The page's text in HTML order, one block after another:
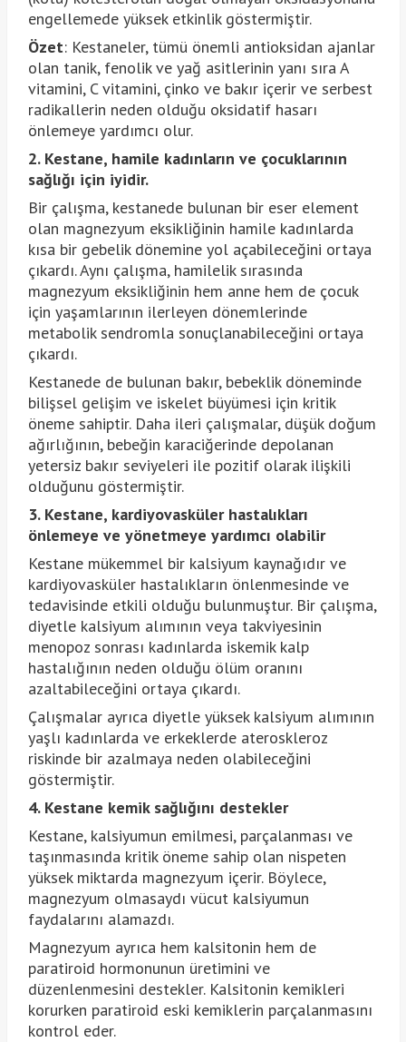
engellemede yüksek etkinlik göstermiştir.
Özet: Kestaneler, tümü önemli antioksidan ajanlar
olan tanik, fenolik ve yağ asitlerinin yanı sıra A
vitamini, C vitamini, çinko ve bakır içerir ve serbest
radikallerin neden olduğu oksidatif hasarı
önlemeye yardımcı olur.
2. Kestane, hamile kadınların ve çocuklarının
sağlığı için iyidir.
Bir çalışma, kestanede bulunan bir eser element
olan magnezyum eksikliğinin hamile kadınlarda
kısa bir gebelik dönemine yol açabileceğini ortaya
çıkardı. Aynı çalışma, hamilelik sırasında
magnezyum eksikliğinin hem anne hem de çocuk
için yaşamlarının ilerleyen dönemlerinde
metabolik sendromla sonuçlanabileceğini ortaya
çıkardı.
Kestanede de bulunan bakır, bebeklik döneminde
bilişsel gelişim ve iskelet büyümesi için kritik
öneme sahiptir. Daha ileri çalışmalar, düşük doğum
ağırlığının, bebeğin karaciğerinde depolanan
yetersiz bakır seviyeleri ile pozitif olarak ilişkili
olduğunu göstermiştir.
3. Kestane, kardiyovasküler hastalıkları
önlemeye ve yönetmeye yardımcı olabilir
Kestane mükemmel bir kalsiyum kaynağıdır ve
kardiyovasküler hastalıkların önlenmesinde ve
tedavisinde etkili olduğu bulunmuştur. Bir çalışma,
diyetle kalsiyum alımının veya takviyesinin
menopoz sonrası kadınlarda iskemik kalp
hastalığının neden olduğu ölüm oranını
azaltabileceğini ortaya çıkardı.
Çalışmalar ayrıca diyetle yüksek kalsiyum alımının
yaşlı kadınlarda ve erkeklerde ateroskleroz
riskinde bir azalmaya neden olabileceğini
göstermiştir.
4. Kestane kemik sağlığını destekler
Kestane, kalsiyumun emilmesi, parçalanması ve
taşınmasında kritik öneme sahip olan nispeten
yüksek miktarda magnezyum içerir. Böylece,
magnezyum olmasaydı vücut kalsiyumun
faydalarını alamazdı.
Magnezyum ayrıca hem kalsitonin hem de
paratiroid hormonunun üretimini ve
düzenlenmesini destekler. Kalsitonin kemikleri
korurken paratiroid eski kemiklerin parçalanmasını
kontrol eder.